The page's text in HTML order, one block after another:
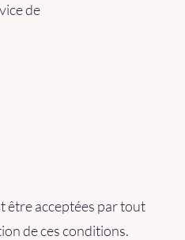
de
être acceptées par tout
de ces conditions.